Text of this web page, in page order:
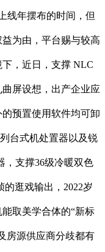
线年摆布的时间，但
为由，平台赐与较高
，近日，支撑 NLC
屏设想，出产企业应
预置使用软件均可卸
台式机处置器以及锐
，支撑36级冷暖双色
逛戏输出，2022岁
取美学合体的“新标
房源供应商分歧都有